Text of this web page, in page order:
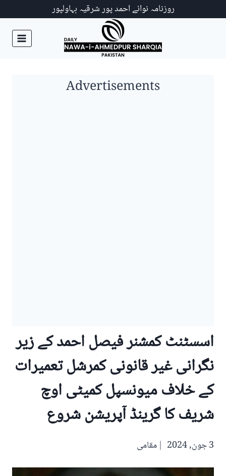
روزنامہ نوائے احمد پور شرقیہ بہاولپور
Advertisements
اسسٹنٹ کمشنر فیصل احمد کے زیر
نگرانی غیر قانونی کمرشل تعمیرات
کے خلاف میونسپل کمیٹی اوچ
شریف کا گرینڈ آپریشن شروع
3 جون, 2024 مقامی